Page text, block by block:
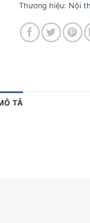
Thương hiệu: Nội
TẢ